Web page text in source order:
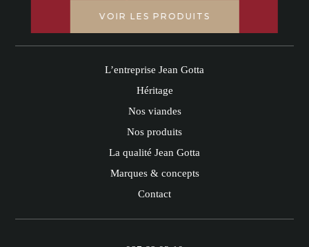
VOIR LES PRODUITS
L’entreprise Jean Gotta
Héritage
Nos viandes
Nos produits
La qualité Jean Gotta
Marques & concepts
Contact